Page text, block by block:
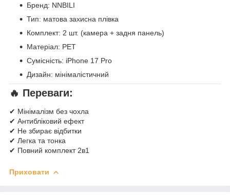
Бренд: NNBILI
Тип: матова захисна плівка
Комплект: 2 шт. (камера + задня панель)
Матеріал: PET
Сумісність: iPhone 17 Pro
Дизайн: мінімалістичний
🔥 Переваги:
✔ Мінімалізм без чохла
✔ Антибліковий ефект
✔ Не збирає відбитки
✔ Легка та тонка
✔ Повний комплект 2в1
Приховати